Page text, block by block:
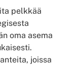
pelkkää
oma asema
joissa